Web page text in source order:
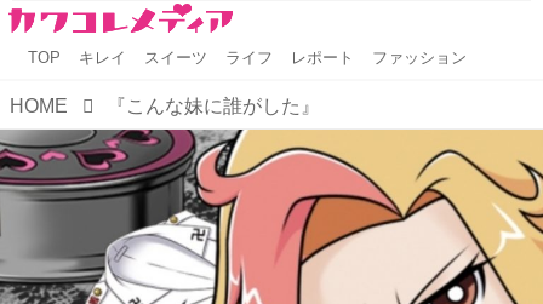
TOP キレイ スイーツ ライフ レポート ファッション
HOME 『こんな妹に誰がした』